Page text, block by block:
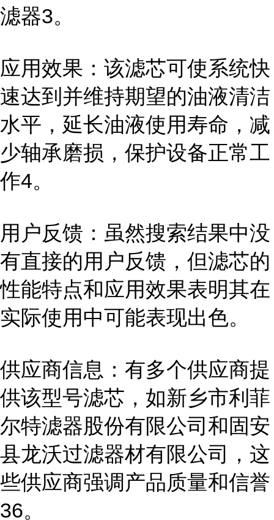
滤器3。
应用效果：该滤芯可使系统快
速达到并维持期望的油液清洁
水平，延长油液使用寿命，减
少轴承磨损，保护设备正常工
作4。
用户反馈：虽然搜索结果中没
有直接的用户反馈，但滤芯的
性能特点和应用效果表明其在
实际使用中可能表现出色。
供应商信息：有多个供应商提
供该型号滤芯，如新乡市利菲
尔特滤器股份有限公司和固安
县龙沃过滤器材有限公司，这
些供应商强调产品质量和信誉
36。